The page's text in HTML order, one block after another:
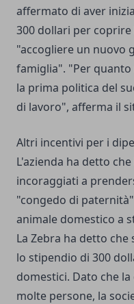
affermato di aver
300 dollari per
"accogliere un nuovo
famiglia". "Per quanto
la prima politica del
di lavoro", afferma il
Altri incentivi per i
L'azienda ha detto
incoraggiati a
"congedo di
animale domestico a
La Zebra ha detto
lo stipendio di 300
domestici. Dato che
molte persone, la